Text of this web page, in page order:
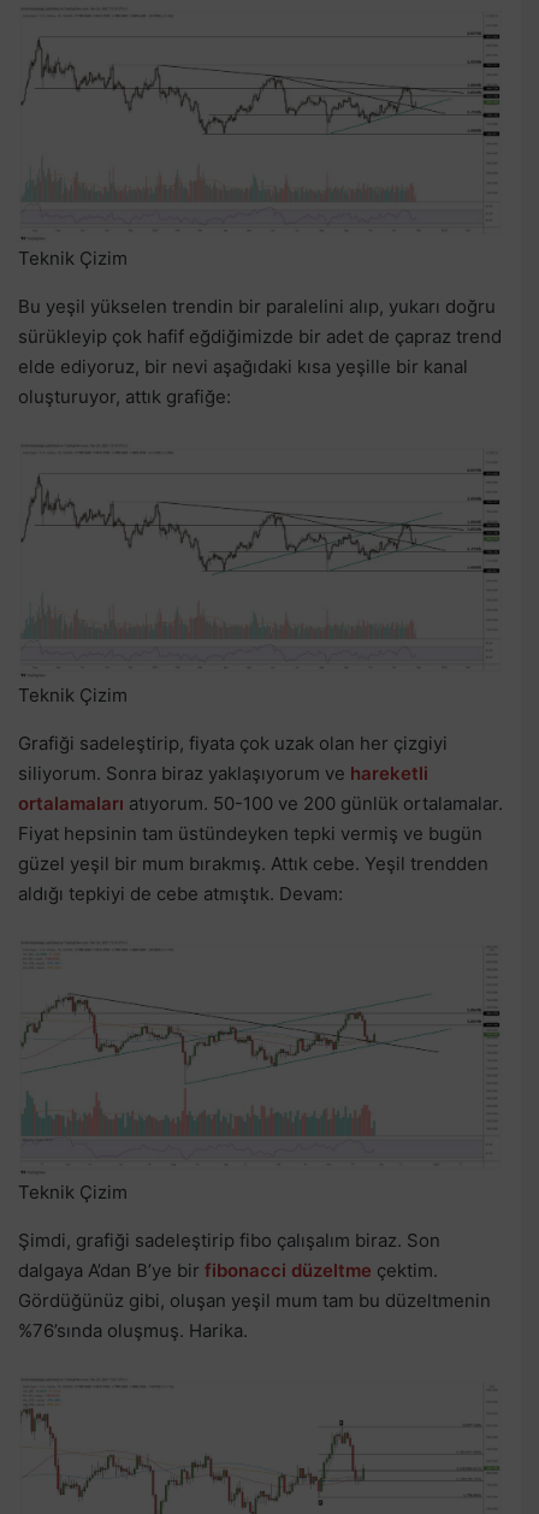
Teknik Çizim
Bu yeşil yükselen trendin bir paralelini alıp, yukarı doğru
sürükleyip çok hafif eğdiğimizde bir adet de çapraz trend
elde ediyoruz, bir nevi aşağıdaki kısa yeşille bir kanal
oluşturuyor, attık grafiğe:
Teknik Çizim
Grafiği sadeleştirip, fiyata çok uzak olan her çizgiyi
siliyorum. Sonra biraz yaklaşıyorum ve hareketli
ortalamaları atıyorum. 50-100 ve 200 günlük ortalamalar.
Fiyat hepsinin tam üstündeyken tepki vermiş ve bugün
güzel yeşil bir mum bırakmış. Attık cebe. Yeşil trendden
aldığı tepkiyi de cebe atmıştık. Devam:
Teknik Çizim
Şimdi, grafiği sadeleştirip fibo çalışalım biraz. Son
dalgaya A’dan B’ye bir fibonacci düzeltme çektim.
Gördüğünüz gibi, oluşan yeşil mum tam bu düzeltmenin
%76’sında oluşmuş. Harika.